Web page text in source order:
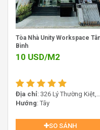
những doanh nghiệp
định, lâu dài.
Với quy mô vừa phải,
giúp doanh nghiệp tối
hợp cho các doanh
diện tích.
Tòa Nhà Unity Workspace
Bình
10 USD/M2
Địa chỉ: 326 Lý Thường Kiệt,
Phường Tân Hòa, TP.HCM
Hướng : Tây
SO SÁNH